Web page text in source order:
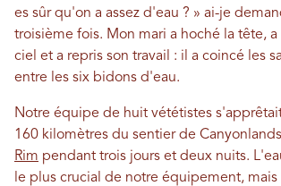
es sûr qu'on a assez d'eau ? » ai-je
troisième fois. Mon mari a hoché la tête, a
ciel et a repris son travail : il a coincé les
entre les six bidons d'eau.
Notre équipe de huit vététistes
160 kilomètres du sentier de
Rim pendant trois jours et deux nuits.
le plus crucial de notre équipement, mais